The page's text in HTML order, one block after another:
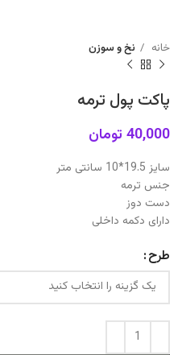
خانه نخ و سوزن
پاکت پول ترمه
40,000 تومان
سایز 19.5*10 سانتی متر
جنس ترمه
دست دوز
دارای دکمه داخلی
طرح